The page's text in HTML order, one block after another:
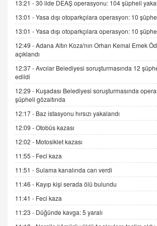
Kış Ayları Geldi, Hangi
9.12.2025 10:11
İNCİ GÜL AKÖL
06.07.2026 13:00
ADEM AKÖL
Esed Destekçilerinin Yüzüne
Sednaya
11.12.2024 12:30
DR. EKREM ASLAN
Gerçek Ne, Algı Ne? "Beraber
Cümlesinin Peşinden
19.07.2025 12:45
GÖNÜL MENEKŞE
Şifacının Yolu
04.11.2025 12:56
13:21 -30 ilde DEAŞ operasyonu: 104 şüpheli
13:01 -Yasa dışı otoparkçılara operasyon: 10
13:01 -Yasa dışı otoparkçılara operasyon: 10
12:49 -Adana Altın Koza'nın Orhan Kemal Emek
açıklandı
12:37 -Avcılar Belediyesi soruşturmasında 12
edildi
12:29 - Kuşadası Belediyesi soruşturmasında
şüpheli gözaltında
12:17 - Baz istasyonu hırsızı yakalandı
12:09 -Otobüs kazası
12:02 - Motosiklet kazası
11:55 - Feci kaza
11:51 -Sulama kanalında can verdi
11:46 - Kayıp kişi serada ölü bulundu
11:41 - Feci kaza
11:23 - Düğünde kavga: 5 yaralı